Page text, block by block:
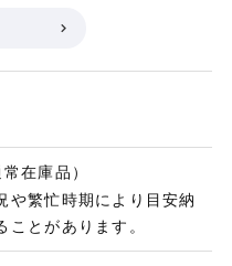
常在庫品）
や繁忙時期により目安納
ことがあります。